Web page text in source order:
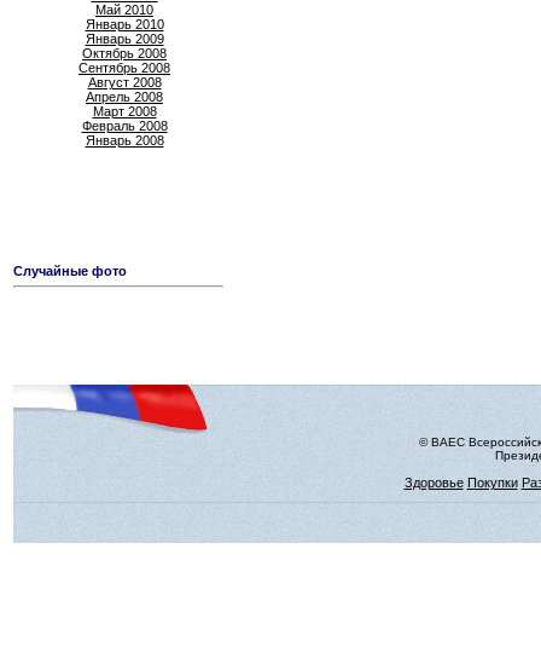
Май 2010
Январь 2010
Январь 2009
Октябрь 2008
Сентябрь 2008
Август 2008
Апрель 2008
Март 2008
Февраль 2008
Январь 2008
Случайные фото
© ВАЕС
Здоровье Покупки